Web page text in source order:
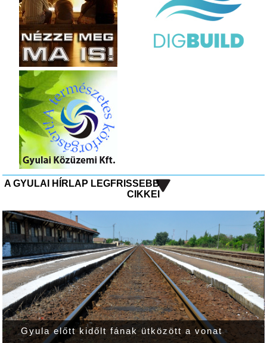
A GYULAI HÍRLAP LEGFRISSEBB
CIKKEI
Gyula előtt kidőlt fának ütközött a vonat